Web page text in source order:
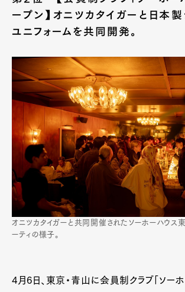
ープン】オニツカタイガーと日本
ユニフォームを共同開発。
オニツカタイガーと共同開催されたソーホーハウス
ーティの様子。
4月6日、東京・青山に会員制クラブ「ソー